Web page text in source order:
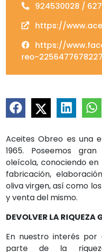
924530028 /
https://
https://
reo-
Aceites Obreo es una
1965. Poseemos
oleícola, conociendo
fabricación,
oliva virgen, así como
y venta del mismo.
DEVOLVER LA RIQUEZA
En nuestro interés
parte de la